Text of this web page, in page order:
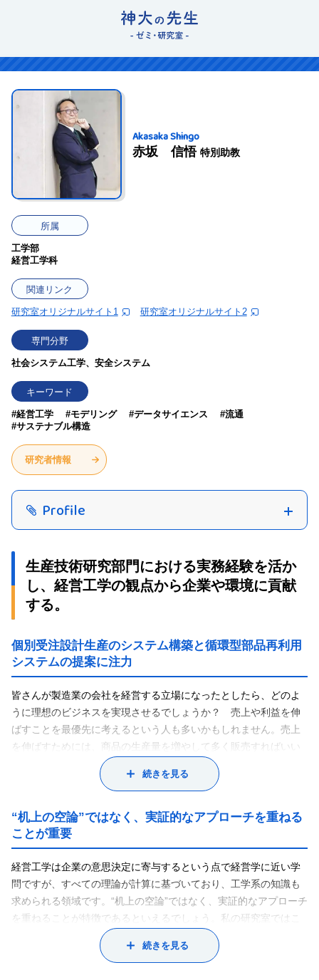
Akasaka Shingo
赤坂 信悟 特別助教
所属
工学部
経営工学科
関連リンク
研究室オリジナルサイト1 研究室オリジナルサイト2
専門分野
社会システム工学、安全システム
キーワード
#経営工学 #モデリング #データサイエンス
#流通
#サステナブル構造
研究者情報
Profile
生産技術研究部門における実務経験を活か
し、経営工学の観点から企業や環境に貢献
する。
個別受注設計生産のシステム構築と循環型部品再利用
システムの提案に注力
皆さんが製造業の会社を経営する立場になったとしたら、どのよ
うに理想のビジネスを実現させるでしょうか？ 売上や利益を伸
ばすことを最優先に考えるという人も多いかもしれません。売上
を伸ばすためには、商品の生産量を増やして多く販売すればいい
でしょう。しかし、工場で生産できる量には限りがありますし、
人員やコストも必要になります。また、どれだけつくっても売れ
す。さらに、現代の企業経営には、環境や社会への影響について
も深く考える姿勢が求められています。こうした経営の課題を工
学的なアプローチで解決し、効率的・合理的な経営システムを検
討する学問が、私の専門とする経営工学です。勘や経験でビジネ
スをするのではなく、その背景にあるデータを用いて効果を証明
する。まさにデータサイエンスの先駆けともいえる学問領域です
ね。
私はもともと日立製作所に勤務しており、長年にわたって生産技
術の研究に注力してきました。この経験を活かし、現在は生産や
続きを見る
“机上の空論”ではなく、実証的なアプローチを重ねる
ことが重要
経営工学は企業の意思決定に寄与するという点で経営学に近い学
問ですが、すべての理論が計算に基づいており、工学系の知識も
求められる領域です。“机上の空論”ではなく、実証的なアプローチ
を重ねることが特徴であるといえるでしょう。私の研究室ではこ
うした経営工学の本質に触れることを重視しており、企業から提
供して頂いたデータに基づいて、実際の経営課題を解決すること
続きを見る